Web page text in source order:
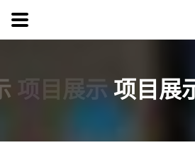
项目展示 项目展